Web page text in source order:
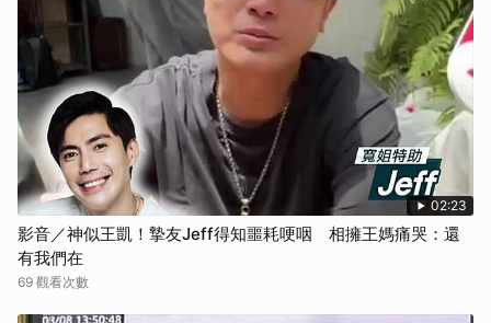
02:23
影音／神似王凱！摯友Jeff得知噩耗哽咽 相擁王媽痛哭：還
有我們在
69 觀看次數